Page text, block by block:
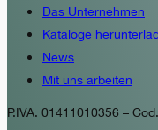
Das Unternehmen
Kataloge
News
Mit uns arbeiten
P.IVA. 01411010356 –